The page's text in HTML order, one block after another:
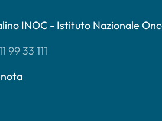
INOC - Istituto Nazionale
99 33 111